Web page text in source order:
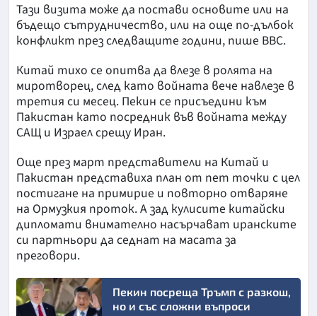
Тази визита може да постави основите или на
бъдещо сътрудничество, или на още по-дълбок
конфликт през следващите години, пише BBC.
Китай тихо се опитва да влезе в ролята на
миротворец, след като войната вече навлезе в
третия си месец. Пекин се присъедини към
Пакистан като посредник във войната между
САЩ и Израел срещу Иран.
Още през март представители на Китай и
Пакистан представиха план от пет точки с цел
постигане на примирие и повторно отваряне
на Ормузкия проток. А зад кулисите китайски
дипломати внимателно насърчават иранските
си партньори да седнат на масата за
преговори.
Пекин посреща Тръмп с разкош,
но и със сложни въпроси